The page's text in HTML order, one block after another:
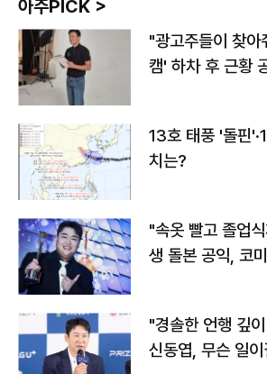
아주PICK >
"광고주들이 찾
캠' 하차 후 근황
13호 태풍 '돌핀
치는?
"속옷 빨고 졸업
생 돌본 공익, 코
"경솔한 언행 깊
신동엽, 무슨 일